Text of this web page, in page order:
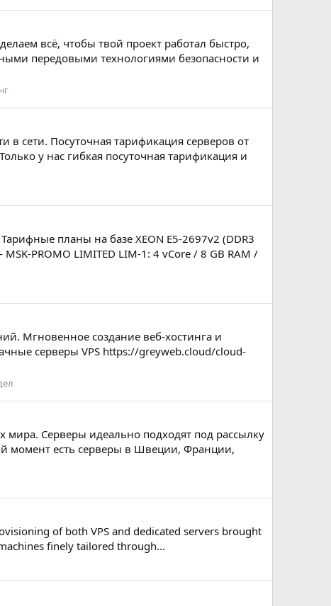
всё, чтобы твой проект работал быстро,
передовыми технологиями безопасности и
в сети. Посуточная тарификация серверов от
у нас гибкая посуточная тарификация и
планы на базе XEON E5-2697v2 (DDR3
PROMO LIMITED LIM-1: 4 vCore / 8 GB RAM /
Мгновенное создание веб-хостинга и
серверы VPS https://greyweb.cloud/cloud-
Серверы идеально подходят под рассылку
момент есть серверы в Швеции, Франции,
of both VPS and dedicated servers brought
finely tailored through...